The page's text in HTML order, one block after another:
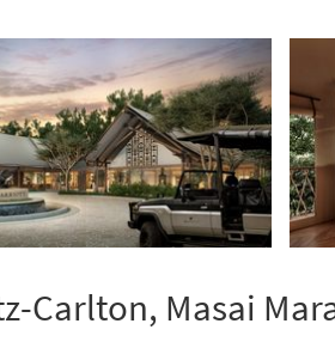
Carlton, Masai